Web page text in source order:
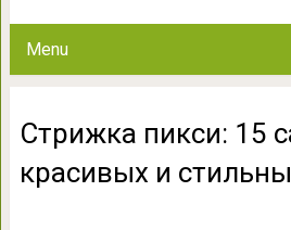
Menu
Стрижка пикси: 15
красивых и